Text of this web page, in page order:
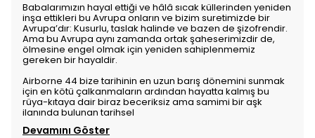
Babalarımızın hayal ettiği ve hâlâ sıcak küllerinden yeniden
inşa ettikleri bu Avrupa onların ve bizim suretimizde bir
Avrupa’dır: Kusurlu, taslak halinde ve bazen de şizofrendir.
Ama bu Avrupa aynı zamanda ortak şaheserimizdir de,
ölmesine engel olmak için yeniden sahiplenmemiz
gereken bir hayaldir.
Airborne 44 bize tarihinin en uzun barış dönemini sunmak
için en kötü çalkanmaların ardından hayatta kalmış bu
rüya-kıtaya dair biraz beceriksiz ama samimi bir aşk
ilanında bulunan tarihsel
Devamını Göster